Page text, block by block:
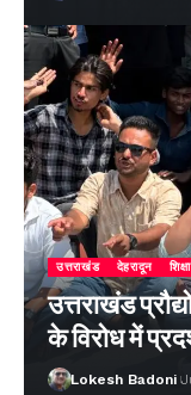
उत्तराखंड देहरादून शिक्षा
उत्तराखंड
के विरोध में
Lokesh Badoni